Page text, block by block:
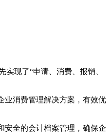
现了“申请、消费、报销、
业消费管理解决方案，有效优
安全的会计档案管理，确保企